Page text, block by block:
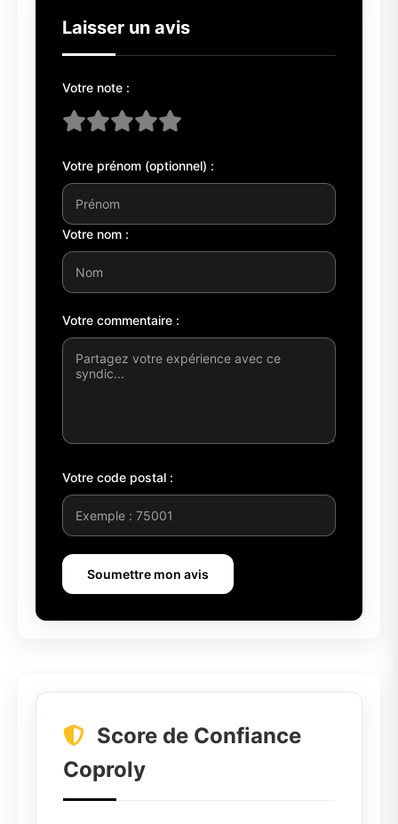
Laisser un avis
Votre note :
Votre prénom (optionnel) :
Votre nom :
Votre commentaire :
Votre code postal :
Soumettre mon avis
Score de Confiance
Coproly